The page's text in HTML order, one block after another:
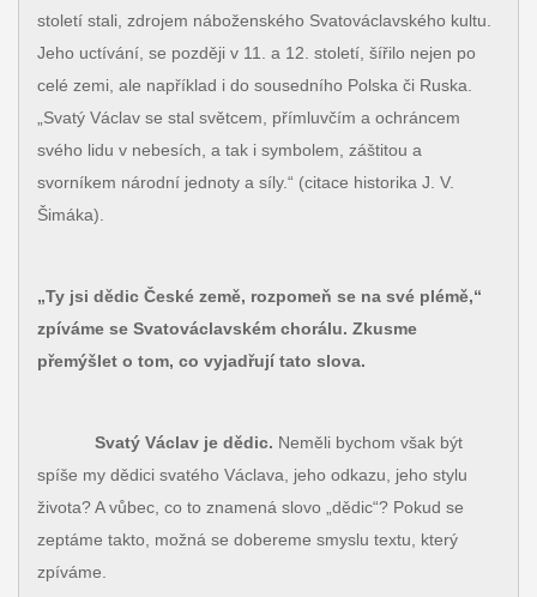
století stali, zdrojem náboženského Svatováclavského kultu.
Jeho uctívání, se později v 11. a 12. století, šířilo nejen po
celé zemi, ale například i do sousedního Polska či Ruska.
„Svatý Václav se stal světcem, přímluvčím a ochráncem
svého lidu v nebesích, a tak i symbolem, záštitou a
svorníkem národní jednoty a síly.“ (citace historika J. V.
Šimáka).
„Ty jsi dědic České země, rozpomeň se na své plémě,“
zpíváme se Svatováclavském chorálu. Zkusme
přemýšlet o tom, co vyjadřují tato slova.
Svatý Václav je dědic. Neměli bychom však být
spíše my dědici svatého Václava, jeho odkazu, jeho stylu
života? A vůbec, co to znamená slovo „dědic“? Pokud se
zeptáme takto, možná se dobereme smyslu textu, který
zpíváme.